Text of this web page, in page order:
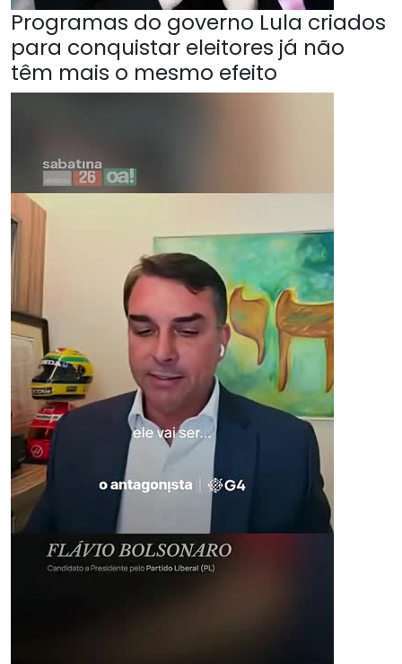
Programas do governo Lula criados
para conquistar eleitores já não
têm mais o mesmo efeito